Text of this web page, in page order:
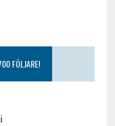
FÖLJARE!